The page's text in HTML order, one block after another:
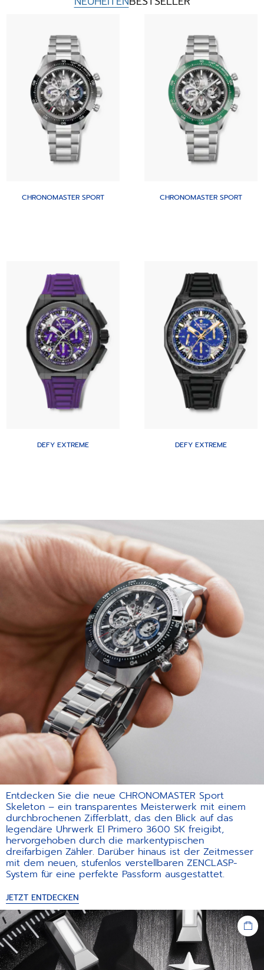
CHRONOMASTER SPORT CHRONOMASTER SPORT
DEFY EXTREME DEFY EXTREME
Entdecken Sie die neue CHRONOMASTER Sport
Skeleton – ein transparentes Meisterwerk mit einem
durchbrochenen Zifferblatt, das den Blick auf das
legendäre Uhrwerk El Primero 3600 SK freigibt,
hervorgehoben durch die markentypischen
dreifarbigen Zähler. Darüber hinaus ist der Zeitmesser
mit dem neuen, stufenlos verstellbaren ZENCLASP-
System für eine perfekte Passform ausgestattet.
JETZT ENTDECKEN